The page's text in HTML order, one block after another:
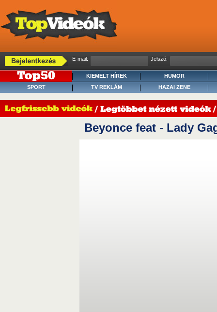
E-mail: Jelszó:
KIEMELT HÍREK
HUMOR
SPORT
TV REKLÁM HAZAI ZENE
Beyonce feat - Lady